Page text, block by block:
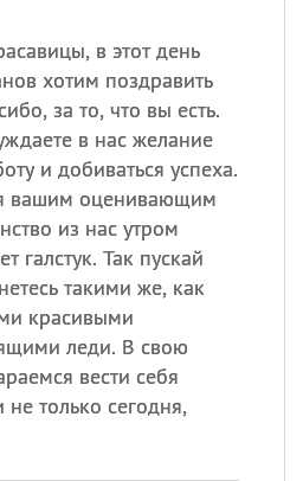
в этот день
хотим поздравить
за то, что вы есть.
в нас желание
и добиваться успеха.
вашим оценивающим
из нас утром
галстук. Так пускай
такими же, как
красивыми
леди. В свою
вести себя
не только сегодня,